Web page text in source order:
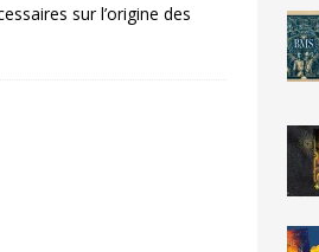
sur l’origine des